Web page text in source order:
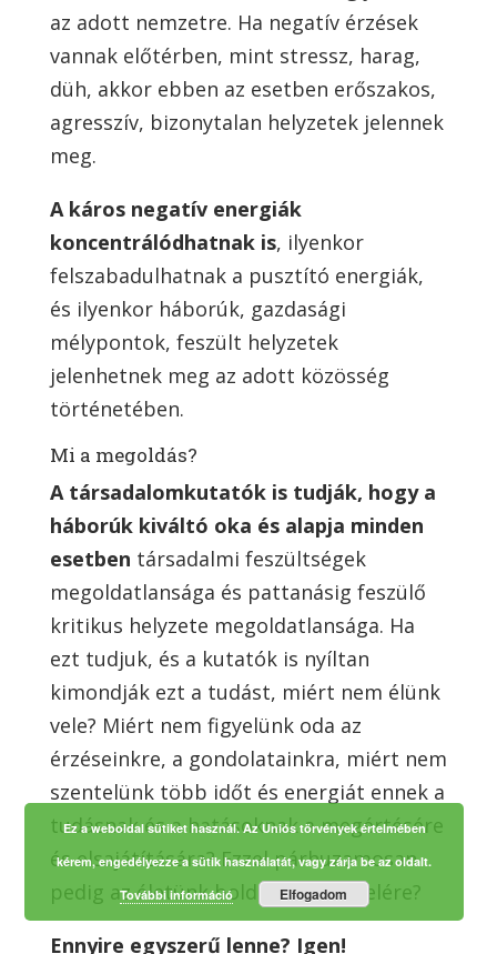
az adott nemzetre. Ha negatív érzések
vannak előtérben, mint stressz, harag,
düh, akkor ebben az esetben erőszakos,
agresszív, bizonytalan helyzetek jelennek
meg.
A káros negatív energiák
koncentrálódhatnak is, ilyenkor
felszabadulhatnak a pusztító energiák,
és ilyenkor háborúk, gazdasági
mélypontok, feszült helyzetek
jelenhetnek meg az adott közösség
történetében.
Mi a megoldás?
A társadalomkutatók is tudják, hogy a
háborúk kiváltó oka és alapja minden
esetben társadalmi feszültségek
megoldatlansága és pattanásig feszülő
kritikus helyzete megoldatlansága. Ha
ezt tudjuk, és a kutatók is nyíltan
kimondják ezt a tudást, miért nem élünk
vele? Miért nem figyelünk oda az
érzéseinkre, a gondolatainkra, miért nem
szentelünk több időt és energiát ennek a
tudásnak és a hatásoknak a megértésére
és elsajátítására? Ezzel párhuzamosan
pedig az életünk boldogabbá tételére?
Ennyire egyszerű lenne? Igen!
Ez a weboldal sütiket használ. Az Uniós törvények értelmében
kérem, engedélyezze a sütik használatát, vagy zárja be az oldalt.
További információ
Elfogadom